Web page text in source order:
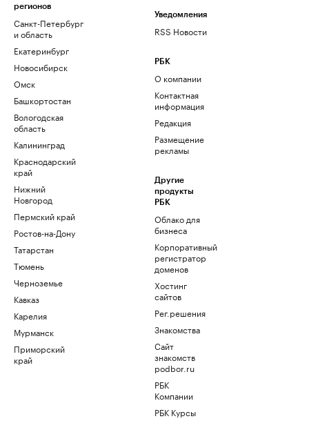
регионов
Санкт-Петербург
и область
Екатеринбург
Новосибирск
Омск
Башкортостан
Вологодская
область
Калининград
Краснодарский
край
Нижний
Новгород
Пермский край
Ростов-на-Дону
Татарстан
Тюмень
Черноземье
Кавказ
Карелия
Мурманск
Приморский
край
Уведомления
RSS Новости
РБК
О компании
Контактная
информация
Редакция
Размещение
рекламы
Другие
продукты
РБК
Облако для
бизнеса
Корпоративный
регистратор
доменов
Хостинг
сайтов
Рег.решения
Знакомства
Сайт
знакомств
podbor.ru
РБК
Компании
РБК Курсы